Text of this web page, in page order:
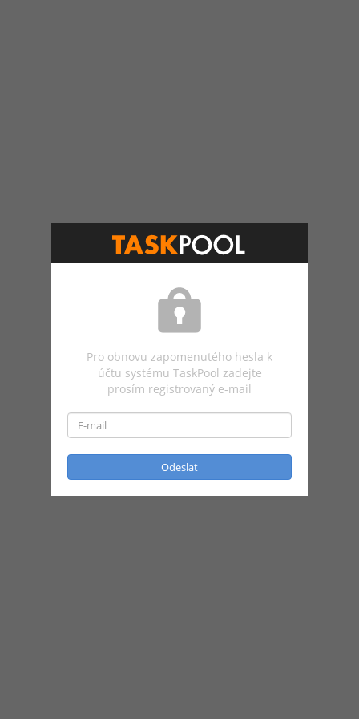
Pro obnovu zapomenutého hesla k
účtu systému TaskPool zadejte
prosím registrovaný e-mail